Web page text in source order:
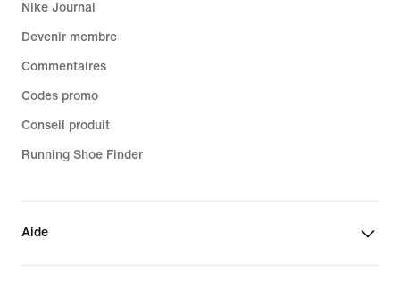
Nike Journal
Devenir membre
Commentaires
Codes promo
Conseil produit
Running Shoe Finder
Aide